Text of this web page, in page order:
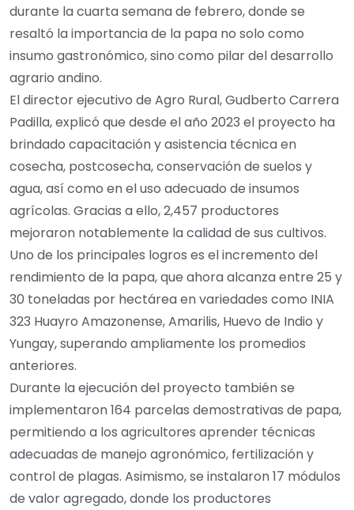
durante la cuarta semana de febrero, donde se
resaltó la importancia de la papa no solo como
insumo gastronómico, sino como pilar del desarrollo
agrario andino.
El director ejecutivo de Agro Rural, Gudberto Carrera
Padilla, explicó que desde el año 2023 el proyecto ha
brindado capacitación y asistencia técnica en
cosecha, postcosecha, conservación de suelos y
agua, así como en el uso adecuado de insumos
agrícolas. Gracias a ello, 2,457 productores
mejoraron notablemente la calidad de sus cultivos.
Uno de los principales logros es el incremento del
rendimiento de la papa, que ahora alcanza entre 25 y
30 toneladas por hectárea en variedades como INIA
323 Huayro Amazonense, Amarilis, Huevo de Indio y
Yungay, superando ampliamente los promedios
anteriores.
Durante la ejecución del proyecto también se
implementaron 164 parcelas demostrativas de papa,
permitiendo a los agricultores aprender técnicas
adecuadas de manejo agronómico, fertilización y
control de plagas. Asimismo, se instalaron 17 módulos
de valor agregado, donde los productores